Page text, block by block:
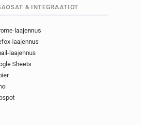
& INTEGRAATIOT
laajennus
laajennus
laajennus
Sheets